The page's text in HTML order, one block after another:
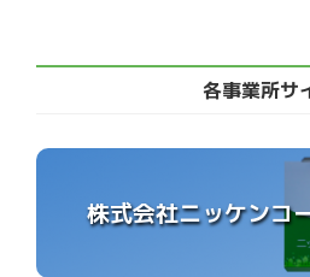
各事業所サ
株式会社ニッケンコ